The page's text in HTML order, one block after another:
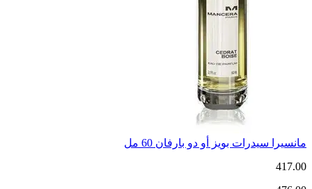
مانسيرا سيدرات بويز أو دو بارفان 60 مل
417.00